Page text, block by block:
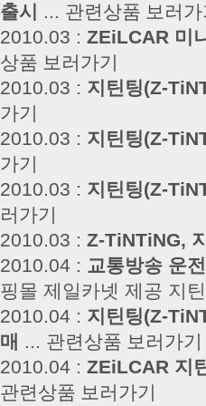
출시
... 관련상품 보러
2010.03 : ZEiLCAR 미
상품 보러가기
2010.03 : 지틴팅(Z-
가기
2010.03 : 지틴팅(Z-
가기
2010.03 : 지틴팅(Z-
러가기
2010.03 : Z-TiNTiNG,
2010.04 : 교통방송 운
핑몰 제일카넷 제공 지
2010.04 : 지틴팅(Z-
매 ... 관련상품 보러가기
2010.04 : ZEiLCAR 지
관련상품 보러가기